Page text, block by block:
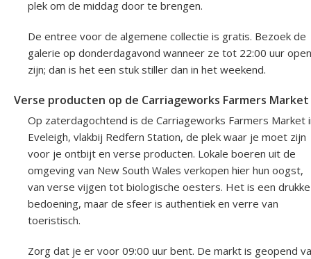
plek om de middag door te brengen.
De entree voor de algemene collectie is gratis. Bezoek de
galerie op donderdagavond wanneer ze tot 22:00 uur open
zijn; dan is het een stuk stiller dan in het weekend.
Verse producten op de Carriageworks Farmers Market
Op zaterdagochtend is de Carriageworks Farmers Market
Eveleigh, vlakbij Redfern Station, de plek waar je moet zijn
voor je ontbijt en verse producten. Lokale boeren uit de
omgeving van New South Wales verkopen hier hun oogst,
van verse vijgen tot biologische oesters. Het is een drukke
bedoening, maar de sfeer is authentiek en verre van
toeristisch.
Zorg dat je er voor 09:00 uur bent. De markt is geopend